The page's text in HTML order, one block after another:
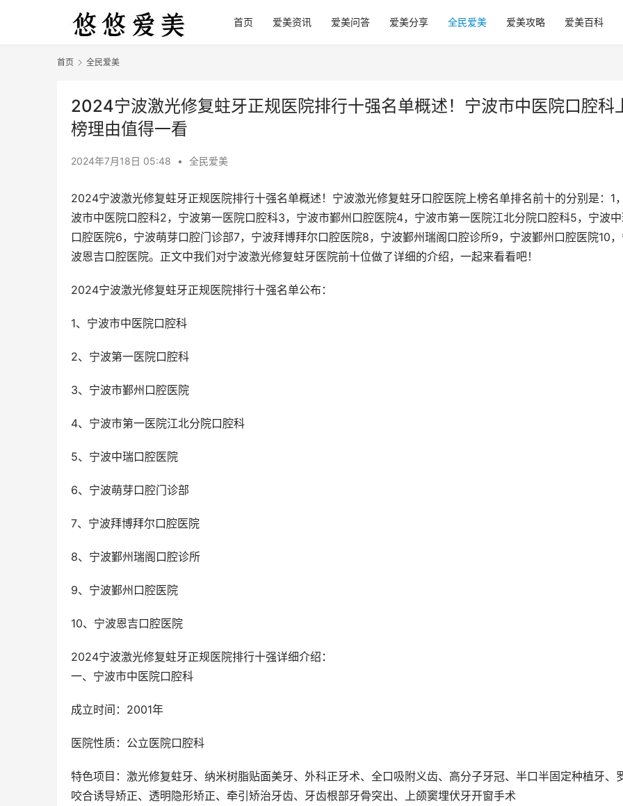
首页 爱美资讯 爱美问答 爱美分享 全民爱美 爱美攻略 爱美百科
首页 全民爱美
2024宁波激光修复蛀牙正规医院排行十强名单概述！宁波市中医院口腔科
榜理由值得一看
2024年7月18日 05:48 • 全民爱美
2024宁波激光修复蛀牙正规医院排行十强名单概述！宁波激光修复蛀牙口腔医院上榜名单排名前十的分别是：1
波市中医院口腔科2，宁波第一医院口腔科3，宁波市鄞州口腔医院4，宁波市第一医院江北分院口腔科5，宁波
口腔医院6，宁波萌芽口腔门诊部7，宁波拜博拜尔口腔医院8，宁波鄞州瑞阁口腔诊所9，宁波鄞州口腔医院10
波恩吉口腔医院。正文中我们对宁波激光修复蛀牙医院前十位做了详细的介绍，一起来看看吧！
2024宁波激光修复蛀牙正规医院排行十强名单公布：
1、宁波市中医院口腔科
2、宁波第一医院口腔科
3、宁波市鄞州口腔医院
4、宁波市第一医院江北分院口腔科
5、宁波中瑞口腔医院
6、宁波萌芽口腔门诊部
7、宁波拜博拜尔口腔医院
8、宁波鄞州瑞阁口腔诊所
9、宁波鄞州口腔医院
10、宁波恩吉口腔医院
2024宁波激光修复蛀牙正规医院排行十强详细介绍：
一、宁波市中医院口腔科
成立时间：2001年
医院性质：公立医院口腔科
特色项目：激光修复蛀牙、纳米树脂贴面美牙、外科正牙术、全口吸附义齿、高分子牙冠、半口半固定种植牙、
咬合诱导矫正、透明隐形矫正、牵引矫治牙齿、牙齿根部牙骨突出、上颌窦埋伏牙开窗手术